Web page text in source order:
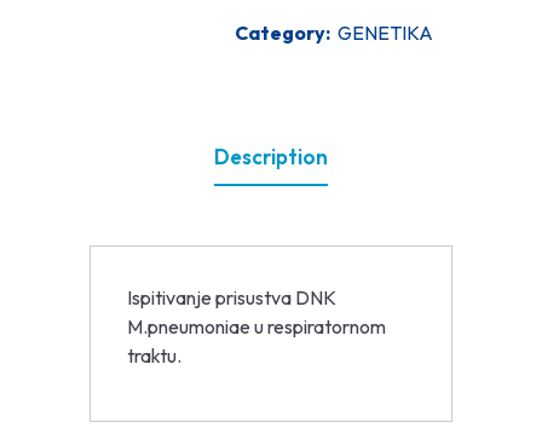
Category: GENETIKA
Description
Ispitivanje prisustva DNK
M.pneumoniae u respiratornom
traktu.